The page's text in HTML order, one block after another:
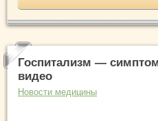
Госпитализм —
видео
Новости медицины